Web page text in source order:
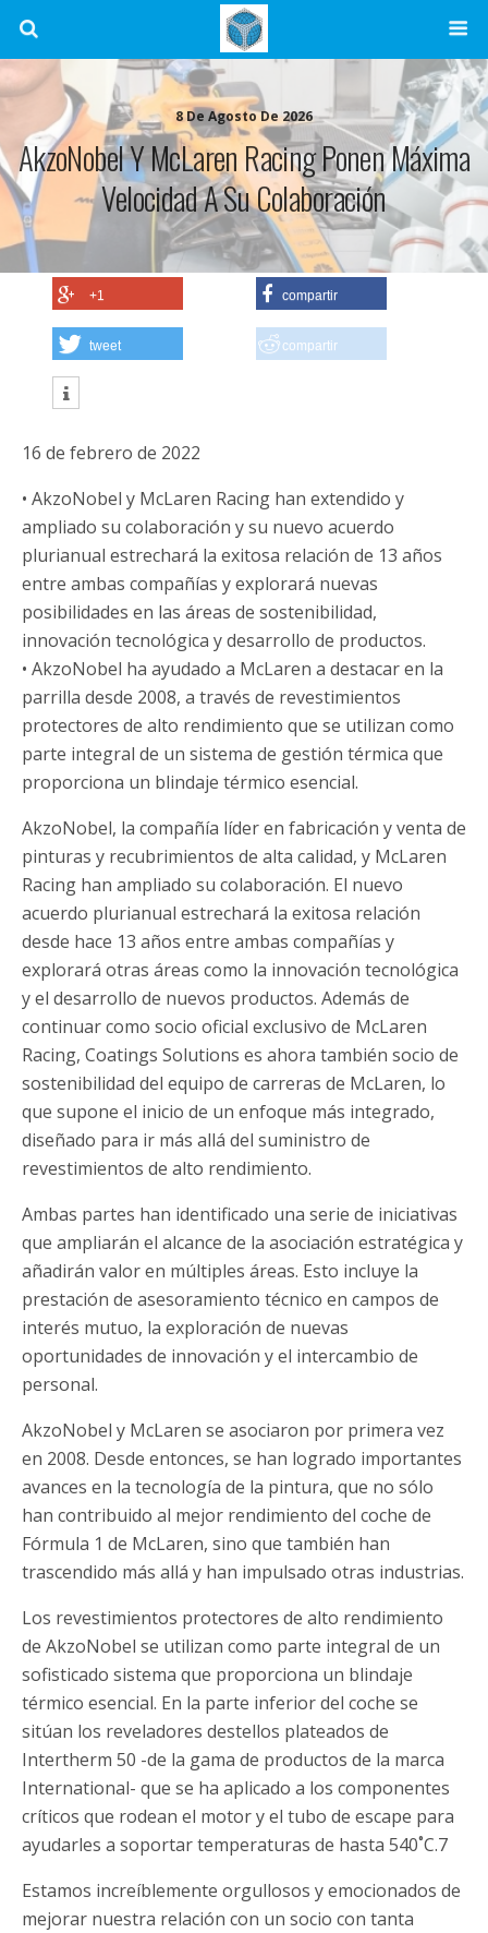
8 De Agosto De 2026
AkzoNobel Y McLaren Racing Ponen Máxima
Velocidad A Su Colaboración
+1 compartir
tweet compartir
16 de febrero de 2022
• AkzoNobel y McLaren Racing han extendido y
ampliado su colaboración y su nuevo acuerdo
plurianual estrechará la exitosa relación de 13 años
entre ambas compañías y explorará nuevas
posibilidades en las áreas de sostenibilidad,
innovación tecnológica y desarrollo de productos.
• AkzoNobel ha ayudado a McLaren a destacar en la
parrilla desde 2008, a través de revestimientos
protectores de alto rendimiento que se utilizan como
parte integral de un sistema de gestión térmica que
proporciona un blindaje térmico esencial.
AkzoNobel, la compañía líder en fabricación y venta de
pinturas y recubrimientos de alta calidad, y McLaren
Racing han ampliado su colaboración. El nuevo
acuerdo plurianual estrechará la exitosa relación
desde hace 13 años entre ambas compañías y
explorará otras áreas como la innovación tecnológica
y el desarrollo de nuevos productos. Además de
continuar como socio oficial exclusivo de McLaren
Racing, Coatings Solutions es ahora también socio de
sostenibilidad del equipo de carreras de McLaren, lo
que supone el inicio de un enfoque más integrado,
diseñado para ir más allá del suministro de
revestimientos de alto rendimiento.
Ambas partes han identificado una serie de iniciativas
que ampliarán el alcance de la asociación estratégica y
añadirán valor en múltiples áreas. Esto incluye la
prestación de asesoramiento técnico en campos de
interés mutuo, la exploración de nuevas
oportunidades de innovación y el intercambio de
personal.
AkzoNobel y McLaren se asociaron por primera vez
en 2008. Desde entonces, se han logrado importantes
avances en la tecnología de la pintura, que no sólo
han contribuido al mejor rendimiento del coche de
Fórmula 1 de McLaren, sino que también han
trascendido más allá y han impulsado otras industrias.
Los revestimientos protectores de alto rendimiento
de AkzoNobel se utilizan como parte integral de un
sofisticado sistema que proporciona un blindaje
térmico esencial. En la parte inferior del coche se
sitúan los reveladores destellos plateados de
Intertherm 50 -de la gama de productos de la marca
International- que se ha aplicado a los componentes
críticos que rodean el motor y el tubo de escape para
ayudarles a soportar temperaturas de hasta 540˚C.7
Estamos increíblemente orgullosos y emocionados de
mejorar nuestra relación con un socio con tanta